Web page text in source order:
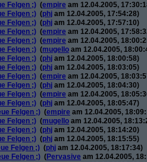
Felgen ;) (empire am 12.04.2005,
Felgen ;) (phj am 12.04.2005, 17:54:28)
Felgen ;) (phj am 12.04.2005, 17:57:10)
Felgen ;) (empire am 12.04.2005,
Felgen ;) (empire am 12.04.2005,
Felgen ;) (mugello am 12.04.2005,
Felgen ;) (phj am 12.04.2005, 18:00:58)
Felgen ;) (phj am 12.04.2005, 18:03:05)
Felgen ;) (empire am 12.04.2005,
Felgen ;) (phj am 12.04.2005, 18:04:30)
Felgen ;) (empire am 12.04.2005,
Felgen ;) (phj am 12.04.2005, 18:05:47)
Felgen ;) (empire am 12.04.2005,
Felgen ;) (mugello am 12.04.2005,
Felgen ;) (phj am 12.04.2005, 18:14:20)
Felgen ;) (phj am 12.04.2005, 18:15:55)
Felgen ;) (phj am 12.04.2005, 18:17:34)
Felgen ;) (Pervasive am 12.04.2005,